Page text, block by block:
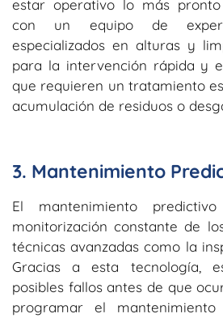
estar operativo lo más pronto
con un equipo de
especializados en alturas y
para la intervención rápida y
que requieren un tratamiento
acumulación de residuos o
3. Mantenimiento
El mantenimiento
monitorización constante de
técnicas avanzadas como la
Gracias a esta tecnología,
posibles fallos antes de que
programar el